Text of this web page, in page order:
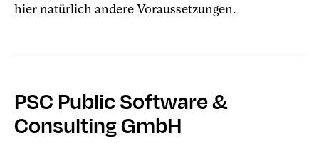
hier natürlich andere Voraussetzungen.
PSC Public Software &
Consulting GmbH